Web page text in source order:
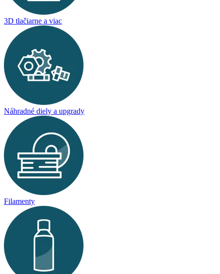
3D tlačiarne a viac
Náhradné diely a upgrady
Filamenty